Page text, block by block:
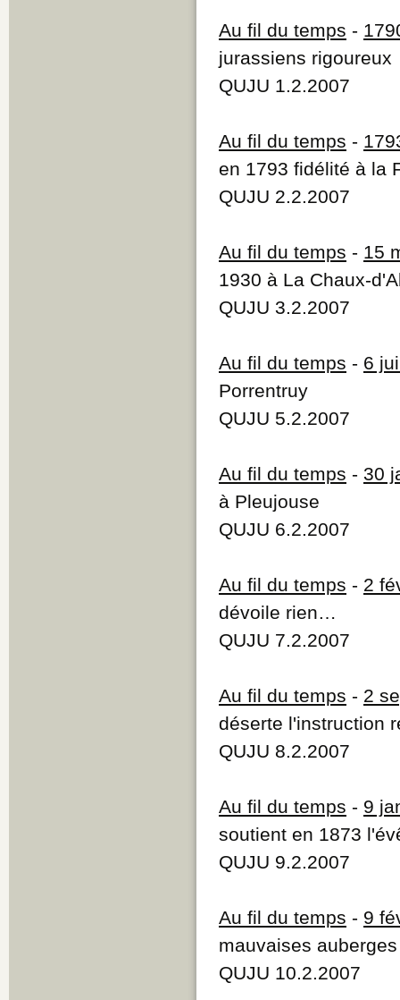
Au fil du temps -
jurassiens rigoureux
QUJU 1.2.2007
Au fil du temps -
en 1793 fidélité à la
QUJU 2.2.2007
Au fil du temps - 15
1930 à La Chaux-
QUJU 3.2.2007
Au fil du temps - 6
Porrentruy
QUJU 5.2.2007
Au fil du temps - 30
à Pleujouse
QUJU 6.2.2007
Au fil du temps - 2
dévoile rien…
QUJU 7.2.2007
Au fil du temps - 2
déserte l'instruction
QUJU 8.2.2007
Au fil du temps - 9
soutient en 1873
QUJU 9.2.2007
Au fil du temps - 9
mauvaises auberges
QUJU 10.2.2007